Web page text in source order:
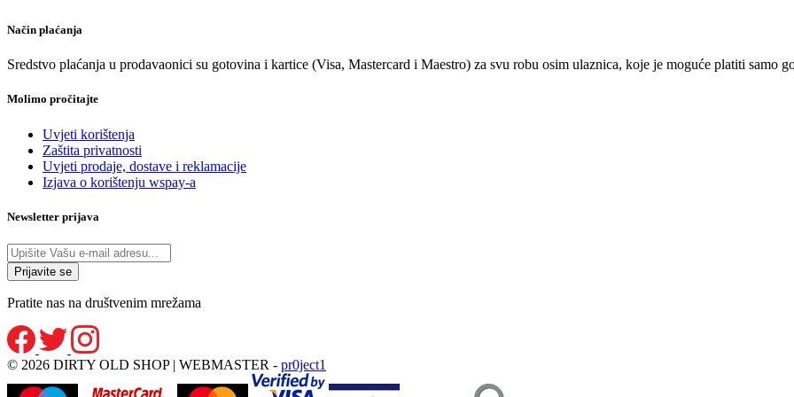
Način plaćanja
Sredstvo plaćanja u prodavaonici su gotovina i kartice (Visa, Mastercard i Maestro) za svu robu osim ulaznica, koje je moguće platiti samo
Molimo pročitajte
Uvjeti korištenja
Zaštita privatnosti
Uvjeti prodaje, dostave i reklamacije
Izjava o korištenju wspay-a
Newsletter prijava
Pratite nas na društvenim mrežama
© 2026 DIRTY OLD SHOP | WEBMASTER - pr0ject1